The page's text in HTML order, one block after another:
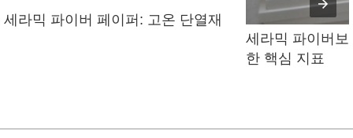
세라믹 파이버 페이퍼: 고온 단열재
세라믹 파이버
한 핵심 지표